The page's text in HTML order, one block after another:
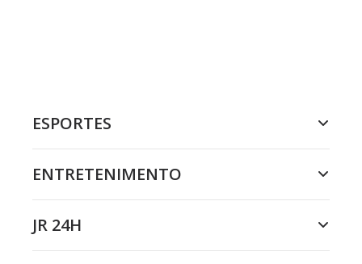
ESPORTES
ENTRETENIMENTO
JR 24H